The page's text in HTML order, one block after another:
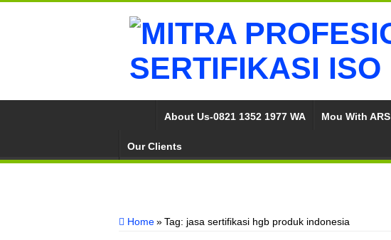
About Us-0821 1352 1977 WA Mou With ARS
Our Clients
Home»Tag: jasa sertifikasi hgb produk indonesia